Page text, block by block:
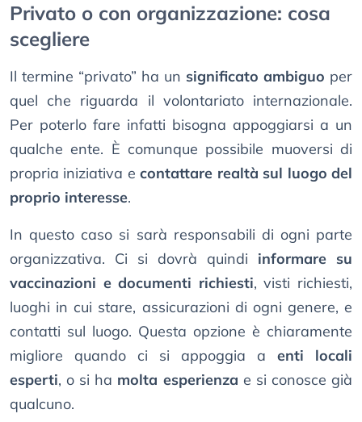
Privato o con organizzazione: cosa
scegliere
Il termine “privato” ha un significato ambiguo per
quel che riguarda il volontariato internazionale.
Per poterlo fare infatti bisogna appoggiarsi a un
qualche ente. È comunque possibile muoversi di
propria iniziativa econtattare realtà sul luogo del
proprio interesse.
In questo caso si sarà responsabili di ogni parte
organizzativa. Ci si dovrà quindi informare su
vaccinazioni e documenti richiesti, visti richiesti,
luoghi in cui stare, assicurazioni di ogni genere, e
contatti sul luogo. Questa opzione è chiaramente
migliore quando ci si appoggia a enti locali
esperti, o si ha molta esperienza e si conosce già
qualcuno.